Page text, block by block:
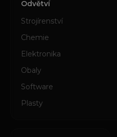
Odvětví
Strojírenství
Chemie
Elektronika
Obaly
Software
Plasty